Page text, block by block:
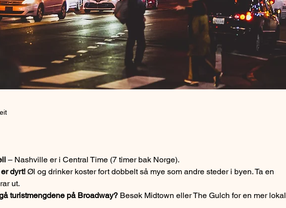
– Nashville er i Central Time (7 timer bak Norge).
dyrt! Øl og drinker koster fort dobbelt så mye som andre steder i byen. Ta en
ut.
turistmengdene på Broadway? Besøk Midtown eller The Gulch for en mer lokal